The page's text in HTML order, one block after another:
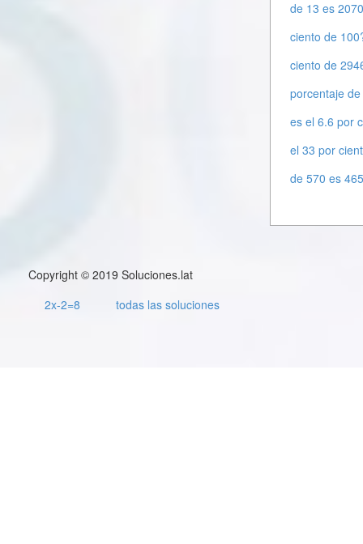
de 13 es
ciento de
ciento de
porcentaje
es el 6.6 por
el 33 por
de 570 es
Copyright © 2019 Soluciones.lat
2x-2=8
todas las soluciones